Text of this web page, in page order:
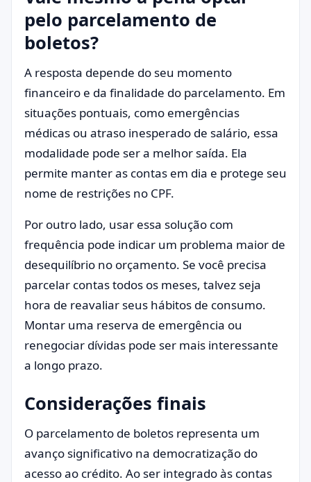
pelo parcelamento de
boletos?
A resposta depende do seu momento
financeiro e da finalidade do parcelamento. Em
situações pontuais, como emergências
médicas ou atraso inesperado de salário, essa
modalidade pode ser a melhor saída. Ela
permite manter as contas em dia e protege seu
nome de restrições no CPF.
Por outro lado, usar essa solução com
frequência pode indicar um problema maior de
desequilíbrio no orçamento. Se você precisa
parcelar contas todos os meses, talvez seja
hora de reavaliar seus hábitos de consumo.
Montar uma reserva de emergência ou
renegociar dívidas pode ser mais interessante
a longo prazo.
Considerações finais
O parcelamento de boletos representa um
avanço significativo na democratização do
acesso ao crédito. Ao ser integrado às contas